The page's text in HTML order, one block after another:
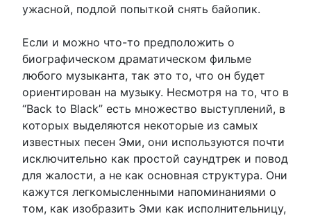
ужасной, подлой попыткой снять байопик.
Если и можно что-то предположить о
биографическом драматическом фильме
любого музыканта, так это то, что он будет
ориентирован на музыку. Несмотря на то, что в
“Back to Black” есть множество выступлений, в
которых выделяются некоторые из самых
известных песен Эми, они используются почти
исключительно как простой саундтрек и повод
для жалости, а не как основная структура. Они
кажутся легкомысленными напоминаниями о
том, как изобразить Эми как исполнительницу,